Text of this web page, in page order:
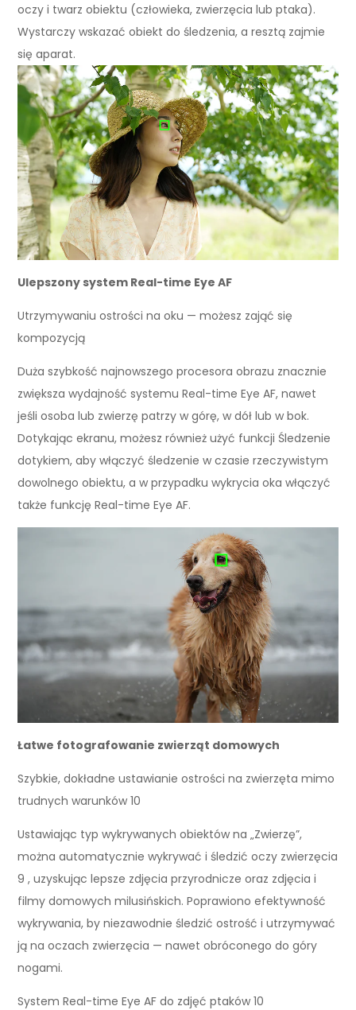
oczy i twarz obiektu (człowieka, zwierzęcia lub ptaka).
Wystarczy wskazać obiekt do śledzenia, a resztą zajmie
się aparat.
Ulepszony system Real-time Eye AF
Utrzymywaniu ostrości na oku — możesz zająć się
kompozycją
Duża szybkość najnowszego procesora obrazu znacznie
zwiększa wydajność systemu Real-time Eye AF, nawet
jeśli osoba lub zwierzę patrzy w górę, w dół lub w bok.
Dotykając ekranu, możesz również użyć funkcji Śledzenie
dotykiem, aby włączyć śledzenie w czasie rzeczywistym
dowolnego obiektu, a w przypadku wykrycia oka włączyć
także funkcję Real-time Eye AF.
Łatwe fotografowanie zwierząt domowych
Szybkie, dokładne ustawianie ostrości na zwierzęta mimo
trudnych warunków 10
Ustawiając typ wykrywanych obiektów na „Zwierzę”,
można automatycznie wykrywać i śledzić oczy zwierzęcia
9 , uzyskując lepsze zdjęcia przyrodnicze oraz zdjęcia i
filmy domowych milusińskich. Poprawiono efektywność
wykrywania, by niezawodnie śledzić ostrość i utrzymywać
ją na oczach zwierzęcia — nawet obróconego do góry
nogami.
System Real-time Eye AF do zdjęć ptaków 10